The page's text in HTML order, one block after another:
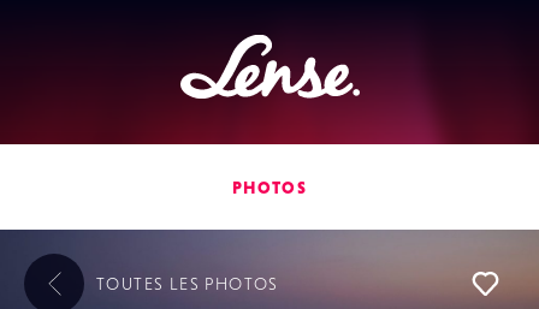
Lense
PHOTOS
TOUTES LES PHOTOS